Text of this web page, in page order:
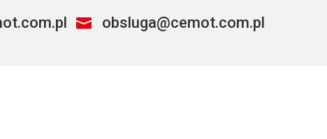
 obsluga@cemot.com.pl